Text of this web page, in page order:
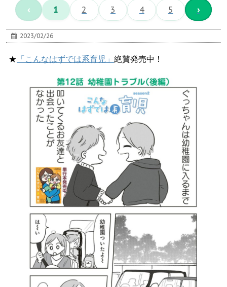
‹ 1 2 3 4 5 ›
2023/02/26
★ 「こんなはずでは系育児」 絶賛発売中！